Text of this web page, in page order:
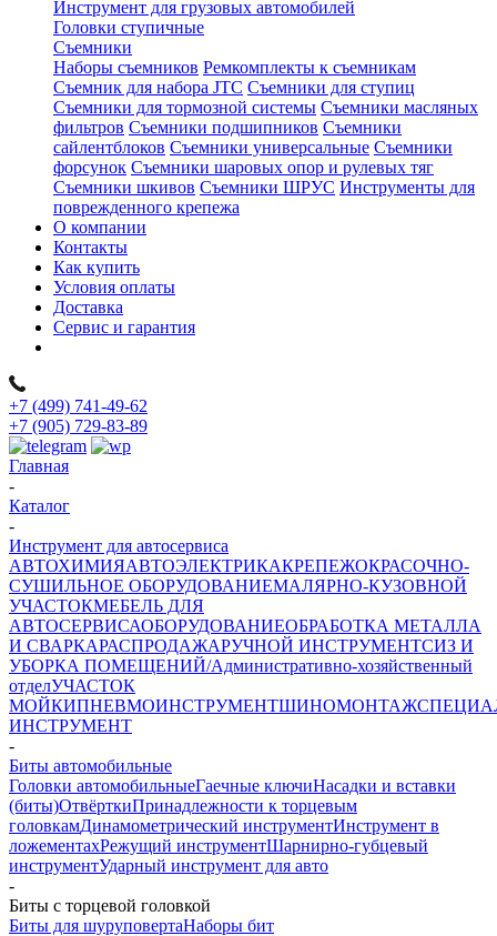
Инструмент для грузовых автомобилей
Головки ступичные
Съемники
Наборы съемников Ремкомплекты к съемникам
Съемник для набора JTC Съемники для ступиц
Съемники для тормозной системы Съемники масляных
фильтров Съемники подшипников Съемники
сайлентблоков Съемники универсальные Съемники
форсунок Съемники шаровых опор и рулевых тяг
Съемники шкивов Съемники ШРУС Инструменты для
поврежденного крепежа
О компании
Контакты
Как купить
Условия оплаты
Доставка
Сервис и гарантия
+7 (499) 741-49-62
+7 (905) 729-83-89
Главная
-
Каталог
-
Инструмент для автосервиса
АВТОХИМИЯАВТОЭЛЕКТРИКАКРЕПЕЖОКРАСОЧНО-
СУШИЛЬНОЕ ОБОРУДОВАНИЕМАЛЯРНО-КУЗОВНОЙ
УЧАСТОКМЕБЕЛЬ ДЛЯ
АВТОСЕРВИСАОБОРУДОВАНИЕОБРАБОТКА МЕТАЛЛА
И СВАРКАРАСПРОДАЖАРУЧНОЙ ИНСТРУМЕНТСИЗ И
УБОРКА ПОМЕЩЕНИЙ/Административно-хозяйственный
отделУЧАСТОК
МОЙКИПНЕВМОИНСТРУМЕНТШИНОМОНТАЖ
ИНСТРУМЕНТ
-
Биты автомобильные
Головки автомобильныеГаечные ключиНасадки и вставки
(биты)ОтвёрткиПринадлежности к торцевым
головкамДинамометрический инструментИнструмент в
ложементахРежущий инструментШарнирно-губцевый
инструментУдарный инструмент для авто
-
Биты с торцевой головкой
Биты для шуруповертаНаборы бит